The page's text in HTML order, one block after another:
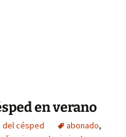
en verano
del césped abonado,